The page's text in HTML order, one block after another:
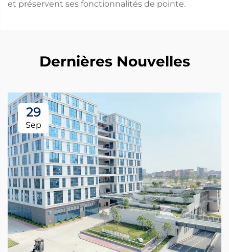
et préservent ses fonctionnalités de pointe.
Dernières Nouvelles
29
Sep